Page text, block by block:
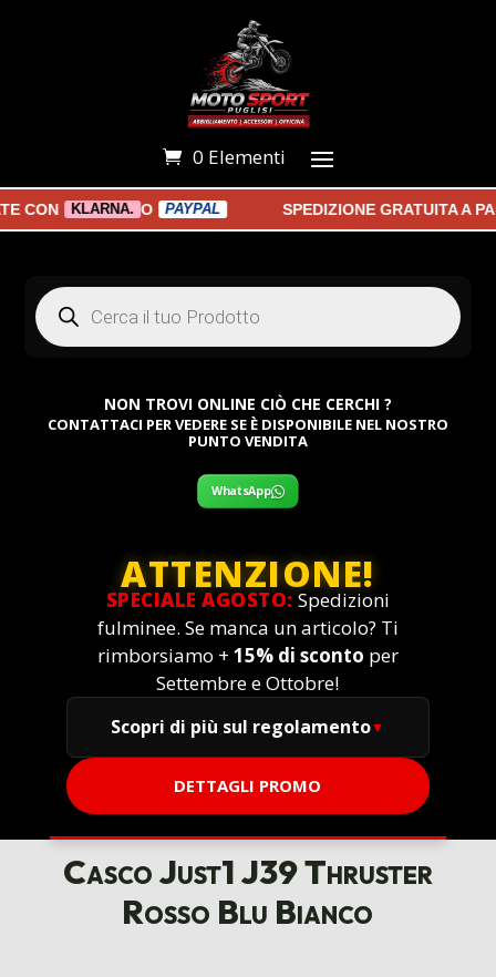
0 Elementi
KLARNA. O PAYPAL SPEDIZIONE GRATUITA A
Products
search
NON TROVI ONLINE CIÒ CHE CERCHI ?
CONTATTACI PER VEDERE SE È DISPONIBILE NEL NOSTRO
PUNTO VENDITA
WhatsApp
ATTENZIONE!
SPECIALE AGOSTO: Spedizioni
fulminee. Se manca un articolo? Ti
rimborsiamo + 15% di sconto per
Settembre e Ottobre!
Scopri di più sul regolamento
DETTAGLI PROMO
Casco Just1 J39 Thruster
Rosso Blu Bianco